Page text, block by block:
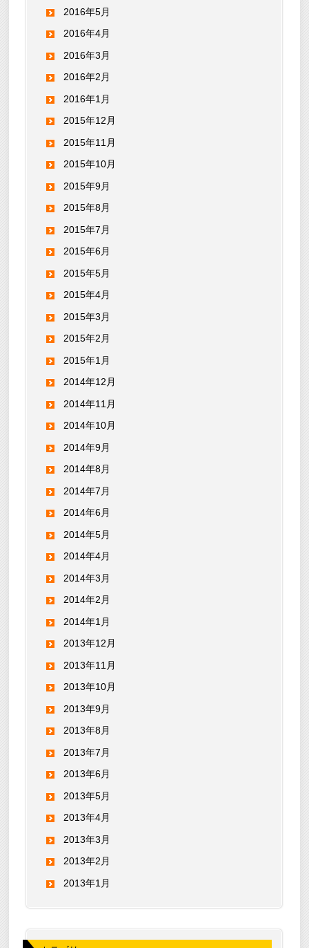
2016年5月
2016年4月
2016年3月
2016年2月
2016年1月
2015年12月
2015年11月
2015年10月
2015年9月
2015年8月
2015年7月
2015年6月
2015年5月
2015年4月
2015年3月
2015年2月
2015年1月
2014年12月
2014年11月
2014年10月
2014年9月
2014年8月
2014年7月
2014年6月
2014年5月
2014年4月
2014年3月
2014年2月
2014年1月
2013年12月
2013年11月
2013年10月
2013年9月
2013年8月
2013年7月
2013年6月
2013年5月
2013年4月
2013年3月
2013年2月
2013年1月